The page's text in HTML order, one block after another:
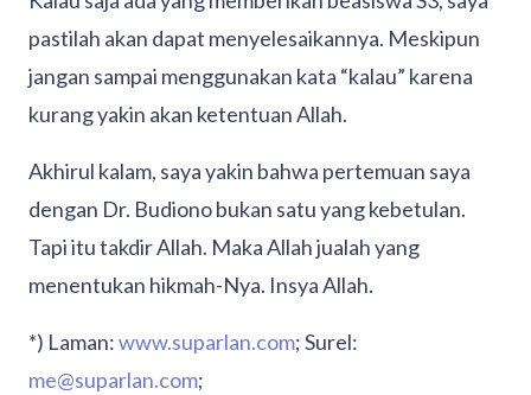
pastilah akan dapat menyelesaikannya. Meskipun
jangan sampai menggunakan kata “kalau” karena
kurang yakin akan ketentuan Allah.
Akhirul kalam, saya yakin bahwa pertemuan saya
dengan Dr. Budiono bukan satu yang kebetulan.
Tapi itu takdir Allah. Maka Allah jualah yang
menentukan hikmah-Nya. Insya Allah.
*) Laman:www.suparlan.com; Surel:
me@suparlan.com;